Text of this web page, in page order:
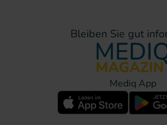
Bleiben Sie gut
Mediq App